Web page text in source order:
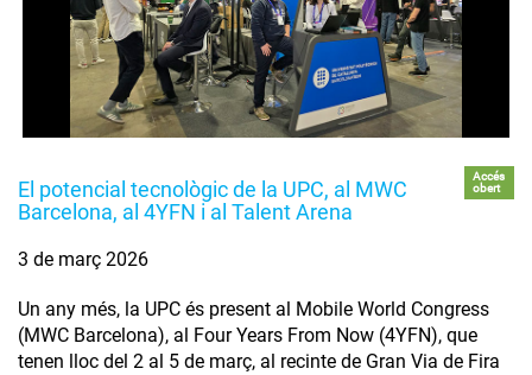
El potencial tecnològic de la UPC, al MWC
Barcelona, al 4YFN i al Talent Arena
Accés
obert
3 de març 2026
Un any més, la UPC és present al Mobile World Congress
(MWC Barcelona), al Four Years From Now (4YFN), que
tenen lloc del 2 al 5 de març, al recinte de Gran Via de Fira